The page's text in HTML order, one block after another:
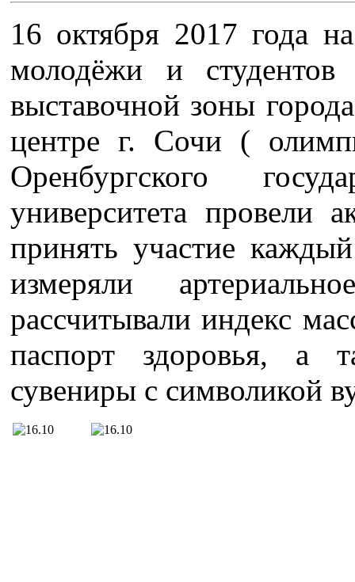
16 октября 2017 года
молодёжи и
выставочной зоны
центре г. Сочи (
Оренбургского
университета
принять участие
измеряли
рассчитывали индекс
паспорт здоровья, а
сувениры с символикой